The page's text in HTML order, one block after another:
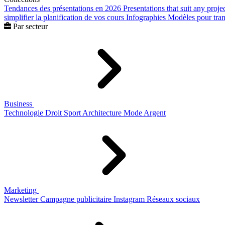
Tendances des présentations en 2026 Presentations that suit any
simplifier la planification de vos cours Infographies Modèles pour
Par secteur
Business
Technologie Droit Sport Architecture Mode Argent
Marketing
Newsletter Campagne publicitaire Instagram Réseaux sociaux